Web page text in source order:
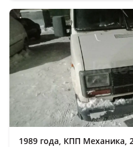
груженый по трассе 8-9
недорогое. В районе 35
тыс. Км. Ни разу не
от. Жары. Печка от наших
Аналог крафтера и
дешевле. Чистый
1989 года, КПП Механика,